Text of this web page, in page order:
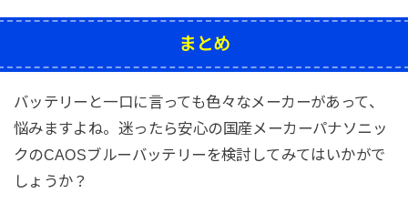
まとめ
バッテリーと一口に言っても色々なメーカーがあって、
悩みますよね。迷ったら安心の国産メーカーパナソニッ
クのCAOSブルーバッテリーを検討してみてはいかがで
しょうか？